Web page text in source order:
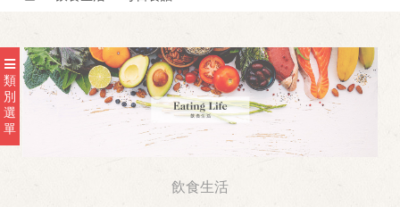
類
別
選
單
飲食生活